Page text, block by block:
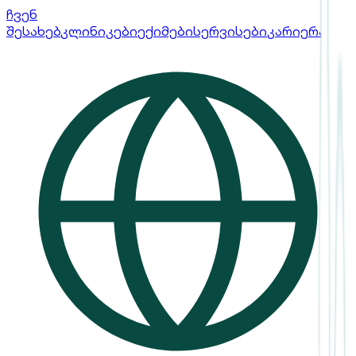
ჩვენ
შესახებკლინიკებიექიმებისერვისებიკარიერა